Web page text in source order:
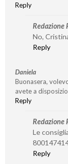
Reply
Redazione
No,
Reply
Daniela
Buonasera,
avete a
Reply
Redazione
Le
Reply